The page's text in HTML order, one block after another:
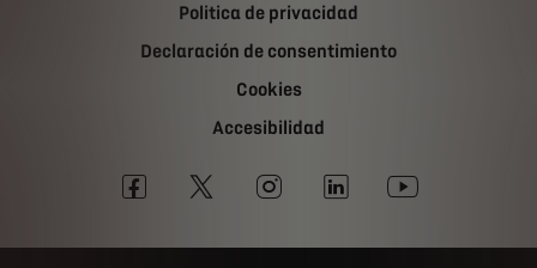
Politica de privacidad
Declaración de consentimiento
Cookies
Accesibilidad